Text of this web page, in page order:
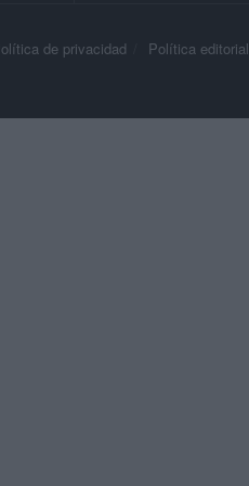
de privacidad Política editorial